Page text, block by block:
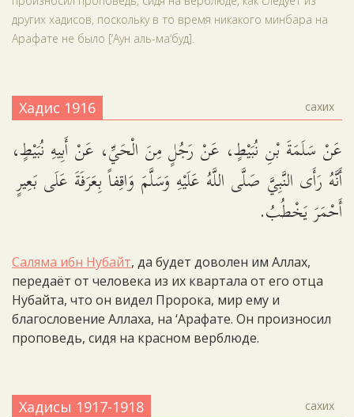
других хадисов, поскольку в то время никакого минбара на
Арафате не было [‘Аун аль-ма‘буд].
Хадис 1916 сахих
عَنْ سَلَمَةَ بْنِ نُبَيْطٍ، عَنْ رَجُلٍ مِنَ الْحَيِّ، عَنْ أَبِيهِ نُبَيْطٍ،
أَنَّهُ رَأَى النَّبِيَّ صَلَّى اللَّهُ عَلَيْهِ وَسَلَّمَ وَاقِفاً بِعَرَفَةَ عَلَى بَعِيرٍ
أَحْمَرَ يَخْطُبُ.
Саляма ибн Нубайт, да будет доволен им Аллах,
передаёт от человека из их квартала от его отца
Нубайта, что он видел Пророка, мир ему и
благословение Аллаха, на ‘Арафате. Он произносил
проповедь, сидя на красном верблюде.
Хадисы 1917-1918 сахих